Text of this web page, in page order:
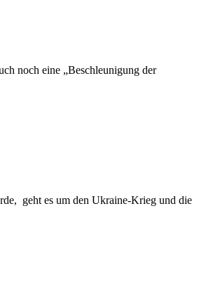
noch eine „Beschleunigung der
geht es um den Ukraine-Krieg und die